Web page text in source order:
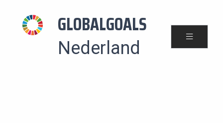
GLOBALGOALS
Nederland